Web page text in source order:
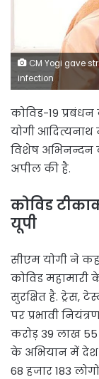
CM Yogi gave
infection
कोविड-19
योगी आदित्यनाथ
विशेष अभिनन्दन
अपील की है.
कोविड
यूपी
सीएम योगी ने
कोविड
सुरक्षित है. ट्रेस,
पर प्रभावी
करोड़ 39 लाख
के अभियान में देश
68 हजार 183